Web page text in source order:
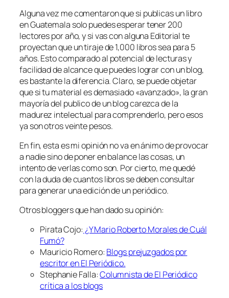
Alguna vez me comentaron que si publicas un libro
en Guatemala solo puedes esperar tener 200
lectores por año, y si vas con alguna Editorial te
proyectan que un tiraje de 1,000 libros sea para 5
años. Esto comparado al potencial de lecturas y
facilidad de alcance que puedes lograr con un blog,
es bastante la diferencia. Claro, se puede objetar
que si tu material es demasiado «avanzado», la gran
mayoría del publico de un blog carezca de la
madurez intelectual para comprenderlo, pero esos
ya son otrosveinte pesos.
En fin, esta es mi opinión no va en ánimo de provocar
a nadie sino de poner en balance las cosas, un
intento de verlas como son. Por cierto, me quedé
con la duda de cuantos libros se deben consultar
para generar una edición de un periódico.
Otros bloggers que han dado su opinión:
Pirata Cojo: ¿Y Mario Roberto Morales de Cuál
Fumó?
Mauricio Romero: Blogs prejuzgados por
escritor en El Periódico.
Stephanie Falla:Columnista de El Periódico
crítica a los blogs